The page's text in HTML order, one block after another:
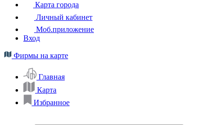
Карта города
Личный кабинет
Моб.приложение
Вход
Фирмы на карте
Главная
Карта
Избранное